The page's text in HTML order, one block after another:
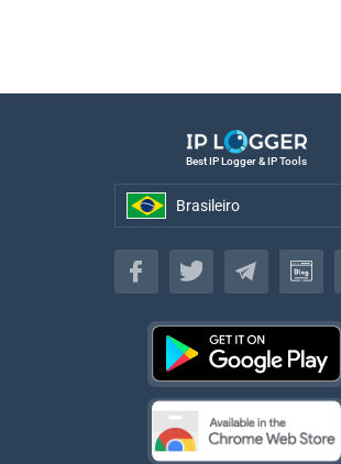
Best IP Logger & IP Tools
Brasileiro
Brasileiro